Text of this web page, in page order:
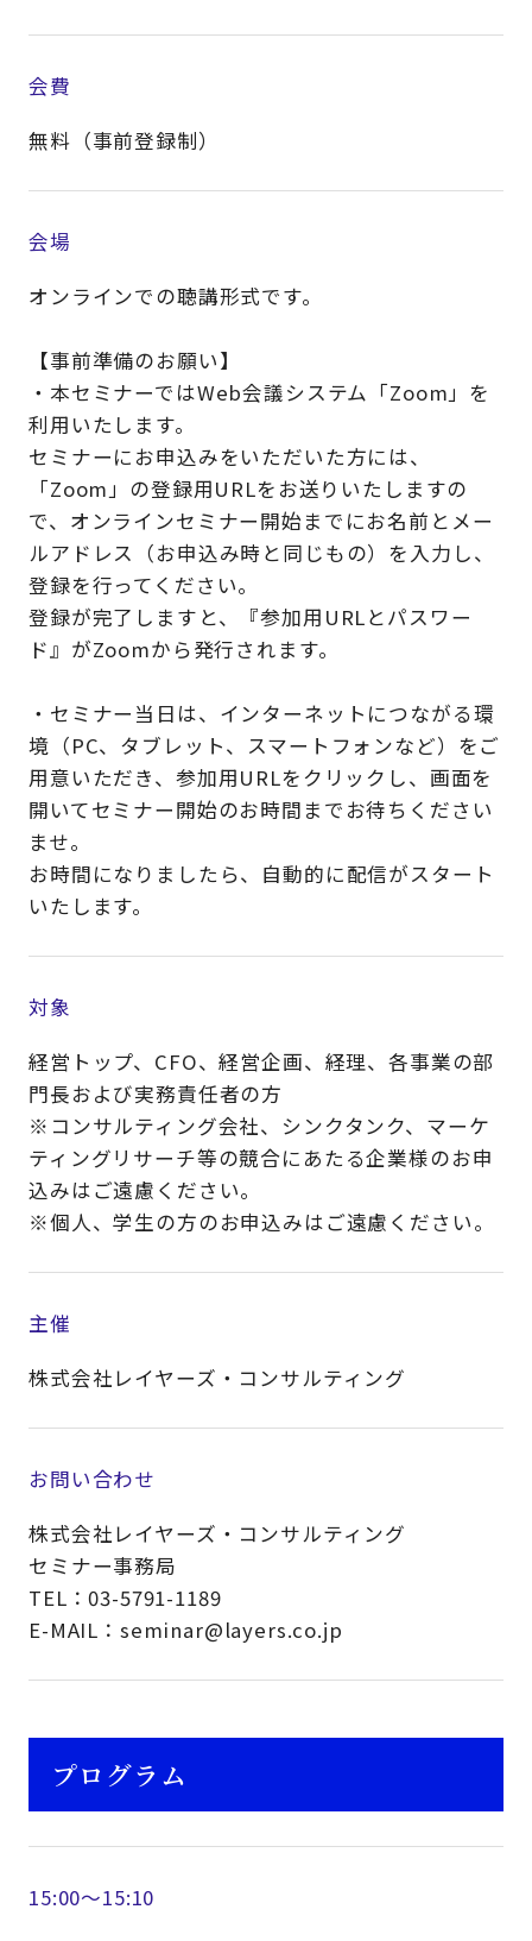
会費
無料（事前登録制）
会場
オンラインでの聴講形式です。
【事前準備のお願い】
・本セミナーではWeb会議システム「Zoom」を
利用いたします。
セミナーにお申込みをいただいた方には、
「Zoom」の登録用URLをお送りいたしますの
で、オンラインセミナー開始までにお名前とメー
ルアドレス（お申込み時と同じもの）を入力し、
登録を行ってください。
登録が完了しますと、『参加用URLとパスワー
ド』がZoomから発行されます。
・セミナー当日は、インターネットにつながる環
境（PC、タブレット、スマートフォンなど）をご
用意いただき、参加用URLをクリックし、画面を
開いてセミナー開始のお時間までお待ちください
ませ。
お時間になりましたら、自動的に配信がスタート
いたします。
対象
経営トップ、CFO、経営企画、経理、各事業の部
門長および実務責任者の方
※コンサルティング会社、シンクタンク、マーケ
ティングリサーチ等の競合にあたる企業様のお申
込みはご遠慮ください。
※個人、学生の方のお申込みはご遠慮ください。​
主催
株式会社レイヤーズ・コンサルティング
お問い合わせ
株式会社レイヤーズ・コンサルティング
セミナー事務局
TEL：03-5791-1189
E-MAIL：seminar@layers.co.jp
プログラム
15:00～15:10